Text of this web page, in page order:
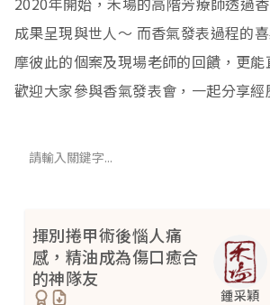
成果呈現與世人～ 而香氣發表過程的
摩彼此的個案及現場老師的回饋，更
歡迎大家參與香氣發表會，一起分享
揮別捲甲術後惱人痛
感，精油成為傷口癒合
的神隊友
鍾采穎